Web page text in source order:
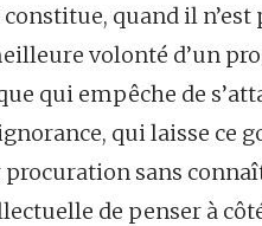
constitue, quand il
volonté d’un
qui empêche de
qui laisse ce
sans
de penser à